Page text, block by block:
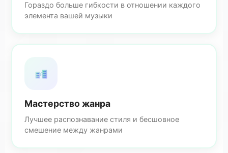
Гораздо больше гибкости в отношении каждого
элемента вашей музыки
Мастерство жанра
Лучшее распознавание стиля и бесшовное
смешение между жанрами